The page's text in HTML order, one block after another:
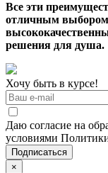
Все эти
отличным выбором
решения для душа.
Хочу быть в курсе!
Даю согласие на
условиями
×